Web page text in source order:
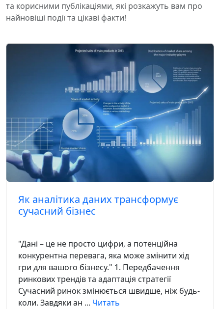
та корисними публікаціями, які розкажуть вам про
найновіші події та цікаві факти!
Як аналітика даних трансформує
сучасний бізнес
"Дані – це не просто цифри, а потенційна
конкурентна перевага, яка може змінити хід
гри для вашого бізнесу." 1. Передбачення
ринкових трендів та адаптація стратегії
Сучасний ринок змінюється швидше, ніж будь-
коли. Завдяки ан ... Читать